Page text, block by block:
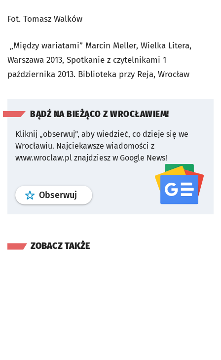
Fot. Tomasz Walków
„Między wariatami” Marcin Meller, Wielka Litera,
Warszawa 2013, Spotkanie z czytelnikami 1
października 2013. Biblioteka przy Reja, Wrocław
BĄDŹ NA BIEŻĄCO Z WROCŁAWIEM!
Kliknij „obserwuj”, aby wiedzieć, co dzieje się we
Wrocławiu. Najciekawsze wiadomości z
www.wroclaw.pl znajdziesz w Google News!
Obserwuj profil serwisu
ZOBACZ TAKŻE